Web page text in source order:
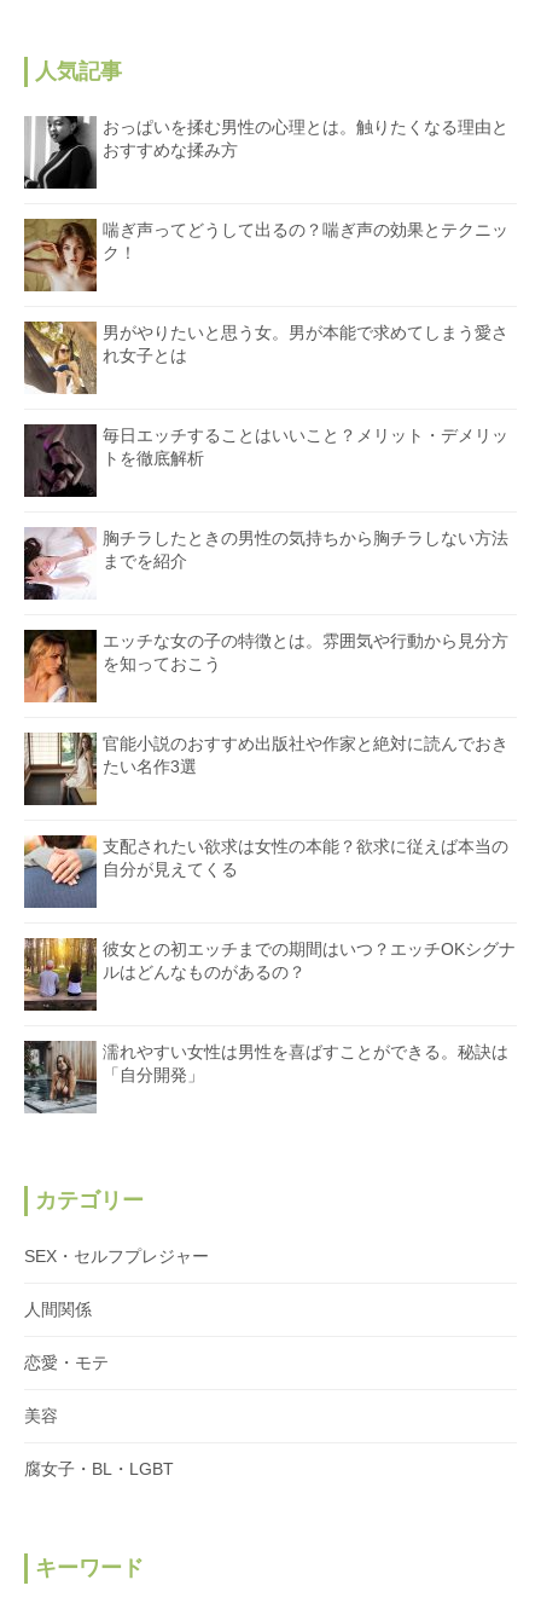
人気記事
おっぱいを揉む男性の心理とは。触りたくなる理由と
おすすめな揉み方
喘ぎ声ってどうして出るの？喘ぎ声の効果とテクニッ
ク！
男がやりたいと思う女。男が本能で求めてしまう愛さ
れ女子とは
毎日エッチすることはいいこと？メリット・デメリッ
トを徹底解析
胸チラしたときの男性の気持ちから胸チラしない方法
までを紹介
エッチな女の子の特徴とは。雰囲気や行動から見分方
を知っておこう
官能小説のおすすめ出版社や作家と絶対に読んでおき
たい名作3選
支配されたい欲求は女性の本能？欲求に従えば本当の
自分が見えてくる
彼女との初エッチまでの期間はいつ？エッチOKシグナ
ルはどんなものがあるの？
濡れやすい女性は男性を喜ばすことができる。秘訣は
「自分開発」
カテゴリー
SEX・セルフプレジャー
人間関係
恋愛・モテ
美容
腐女子・BL・LGBT
キーワード